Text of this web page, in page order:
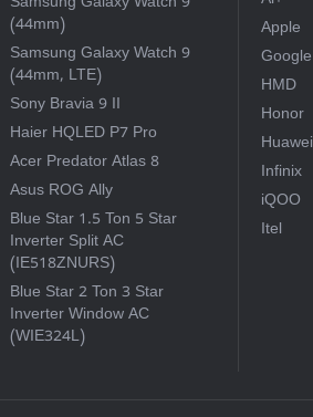
(44mm)
Samsung Galaxy Watch 9
(44mm, LTE)
Sony Bravia 9 II
Haier HQLED P7 Pro
Acer Predator Atlas 8
Asus ROG Ally
Blue Star 1.5 Ton 5 Star
Inverter Split AC
(IE518ZNURS)
Blue Star 2 Ton 3 Star
Inverter Window AC
(WIE324L)
Apple
Google
HMD
Honor
Huawei
Infinix
iQOO
Itel